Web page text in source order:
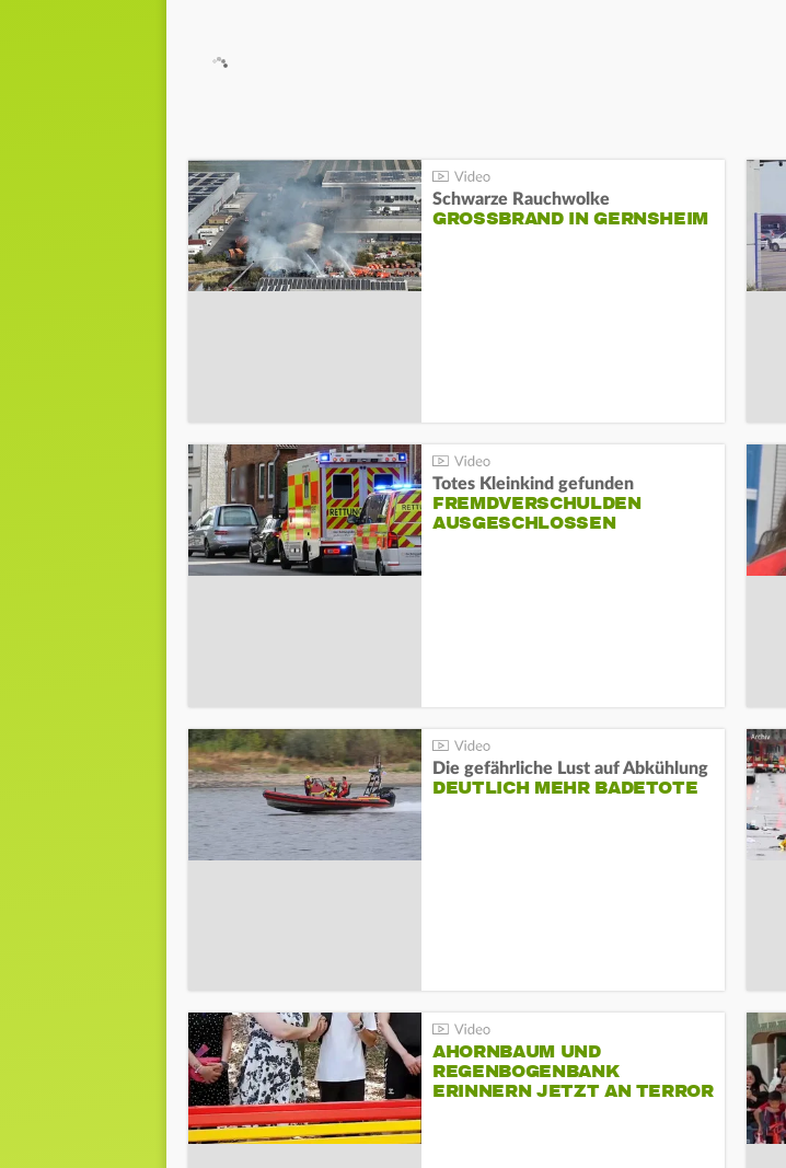
Schwarze Rauchwolke
GROSSBRAND IN GERNSHEIM
Totes Kleinkind gefunden
FREMDVERSCHULDEN
AUSGESCHLOSSEN
Die gefährliche Lust auf Abkühlung
DEUTLICH MEHR BADETOTE
AHORNBAUM UND
REGENBOGENBANK
ERINNERN JETZT AN TERROR